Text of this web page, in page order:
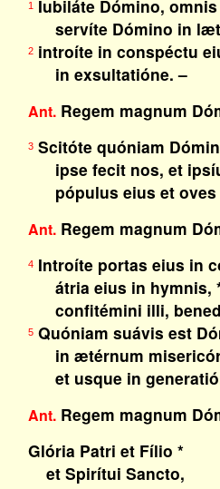
1
Iubiláte Dómino,
servíte Dómino in
2 introíte in conspéctu
in exsultatióne. –
Ant. Regem magnum
3 Scitóte quóniam
ipse fecit nos, et
pópulus eius et oves
Ant. Regem magnum
4 Introíte portas eius in
átria eius in hymnis,
confitémini illi,
5 Quóniam suávis est
in ætérnum
et usque in
Ant. Regem magnum
Glória Patri et Fílio *
et Spirítui Sancto,